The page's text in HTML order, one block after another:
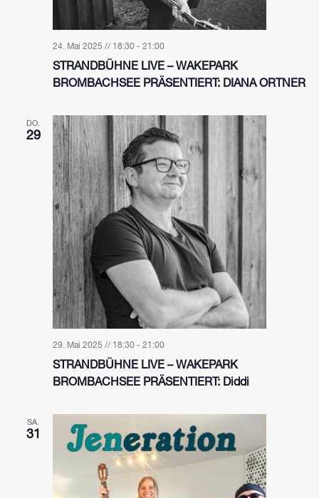
STRANDBÜHNE LIVE – WAKEPARK
BROMBACHSEE PRÄSENTIERT: DIANA ORTNER
24. Mai 2025 // 18:30 - 21:00
DO.
29
STRANDBÜHNE LIVE – WAKEPARK
BROMBACHSEE PRÄSENTIERT: Diddi
29. Mai 2025 // 18:30 - 21:00
SA.
31